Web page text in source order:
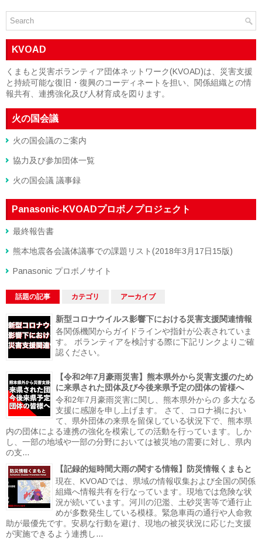
KVOAD
くまもと災害ボランティア団体ネットワーク(KVOAD)は、災害支援
と持続可能な復旧・復興のコーディネートを担い、関係組織との情
報共有、連携強化及び人材育成を図ります。
火の国会議
火の国会議のご案内
協力及び参加団体一覧
火の国会議 議事録
Panasonic-KVOADプロボノプロジェクト
最終報告書
熊本地震各会議体議事での課題リスト(2018年3月17日15版)
Panasonic プロボノサイト
話題の記事 カテゴリ アーカイブ
新型コロナウイルス影響下における災害支援関連情報
各関係機関からガイドラインや指針が公表されていま
す。 ボランティアを検討する際に下記リンクよりご確
認ください。
【令和2年7月豪雨災害】熊本県外から災害支援のため
に来県された団体及び今後来県予定の団体の皆様へ
令和2年7月豪雨災害に関し、熊本県外からの 多大なる
支援に感謝を申し上げます。 さて、コロナ禍におい
て、県外団体の来県を留保している状況下で、熊本県
内の団体による連携の強化を模索しての活動を行っています。しか
し、一部の地域や一部の分野においては被災地の需要に対し、県内
の支...
【記録的短時間大雨の関する情報】防災情報くまもと
現在、KVOADでは、県域の情報収集および全国の関係
組織へ情報共有を行なっています。現地では危険な状
況が続いています。河川の氾濫、土砂災害等で通行止
めが多数発生している模様。緊急車両の通行や人命救
助が最優先です。安易な行動を避け、現地の被災状況に応じた支援
が実施できるよう連携し...